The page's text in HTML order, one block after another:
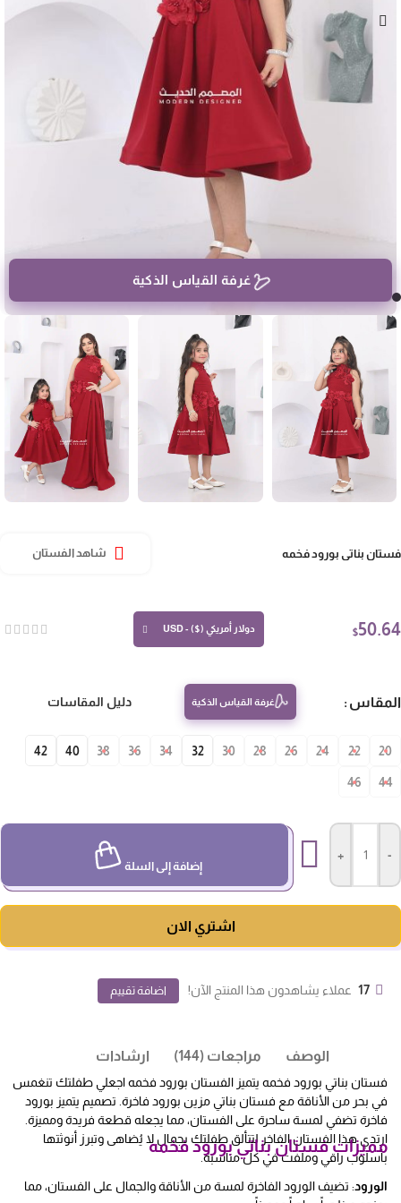
غرفة القياس الذكية
بناتي بورود فخمه شاهد الفستان
$ دولار أمريكي ($) - USD
غرفة القياس الذكية دليل المقاسات
20
22
24
26
28
30
32
34
36
38
40
42
44
46
إضافة إلى السلة
اشتري الان
17 عملاء يشاهدون هذا المنتج الآن! اضافة تقييم
الوصف مراجعات (144) ارشادات
فستان بناتي بورود فخمه يتميز الفستان بورود فخمه اجعلي طفلتك تنغمس
في بحر من الأناقة مع فستان بناتي مزين بورود فاخرة. تصميم يتميز بورود
فاخرة تضفي لمسة ساحرة على الفستان، مما يجعله قطعة فريدة ومميزة.
ارتدي هذا الفستان الفاخر لتتألق طفلتك بجمال لا يُضاهى وتبرز أنوثتها
بأسلوب راقي وملفت في كل مناسبة.
مميزات فستان بناتي بورود فخمه
الورود: تضيف الورود الفاخرة لمسة من الأناقة والجمال على الفستان، مما